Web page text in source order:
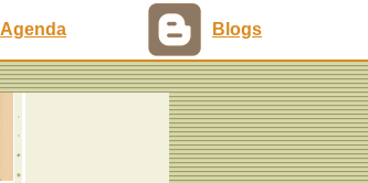
Agenda Blogs